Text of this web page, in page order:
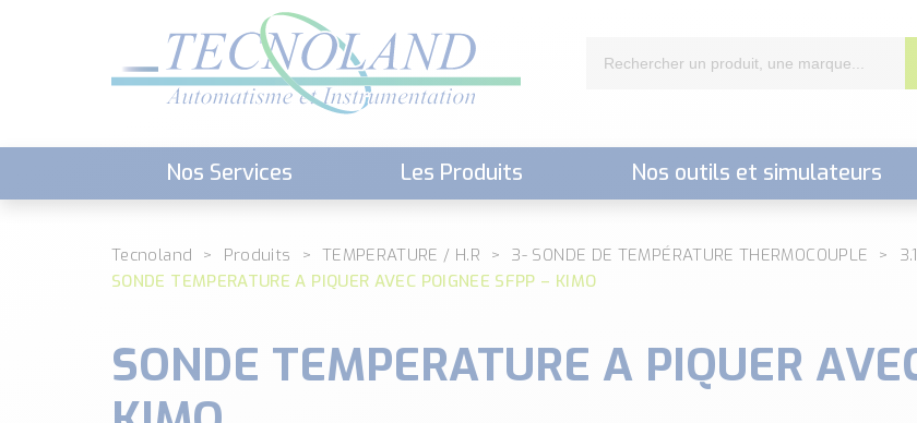
Nos Services Les Produits Nos outils et simulateurs
Tecnoland Produits TEMPERATURE / H.R 3- SONDE DE TEMPÉRATURE THERMOCOUPLE
SONDE TEMPERATURE A PIQUER AVEC POIGNEE SFPP – KIMO
SONDE TEMPERATURE A PIQUER